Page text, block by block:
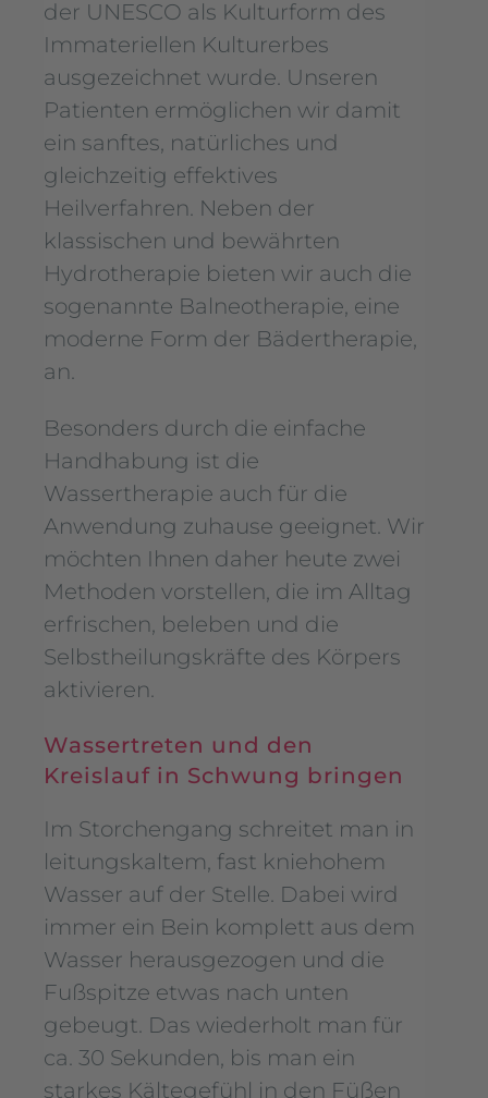
der UNESCO als Kulturform des
Immateriellen Kulturerbes
ausgezeichnet wurde. Unseren
Patienten ermöglichen wir damit
ein sanftes, natürliches und
gleichzeitig effektives
Heilverfahren. Neben der
klassischen und bewährten
Hydrotherapie bieten wir auch die
sogenannte Balneotherapie, eine
moderne Form der Bädertherapie,
an.
Besonders durch die einfache
Handhabung ist die
Wassertherapie auch für die
Anwendung zuhause geeignet. Wir
möchten Ihnen daher heute zwei
Methoden vorstellen, die im Alltag
erfrischen, beleben und die
Selbstheilungskräfte des Körpers
aktivieren.
Wassertreten und den
Kreislauf in Schwung bringen
Im Storchengang schreitet man in
leitungskaltem, fast kniehohem
Wasser auf der Stelle. Dabei wird
immer ein Bein komplett aus dem
Wasser herausgezogen und die
Fußspitze etwas nach unten
gebeugt. Das wiederholt man für
ca. 30 Sekunden, bis man ein
starkes Kältegefühl in den Füßen